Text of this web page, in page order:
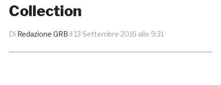
Collection
Di Redazione GRB il 13 Settembre 2016 alle 9:31